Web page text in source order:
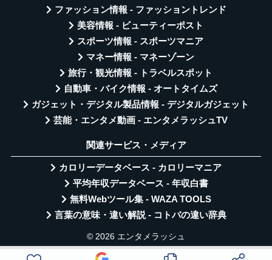
ファッション情報 - ファッショントレンド
美容情報 - ビューティーポスト
スポーツ情報 - スポーツマニア
マネー情報 - マネーゾーン
旅行・観光情報 - トラベルスポット
自動車・バイク情報 - オートタイムズ
ガジェット・デジタル製品情報 - デジタルガジェット
芸能・エンタメ動画 - エンタメラッシュTV
関連サービス・メディア
カロリーデータベース - カロリーマニア
平均年収データベース - 年収白書
無料Webツール集 - WAZA TOOLS
言葉の意味・違い解説 - コトバの違い辞典
© 2026 エンタメラッシュ